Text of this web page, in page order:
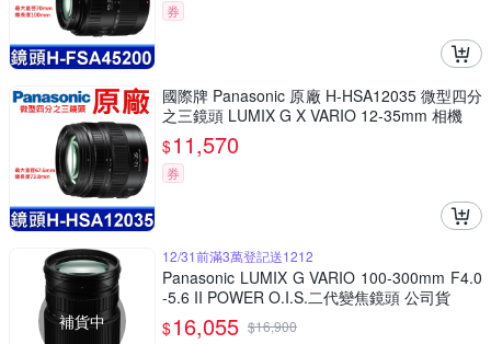
券
國際牌 Panasonic 原廠 H-HSA12035 微型四分
之三鏡頭 LUMIX G X VARIO 12-35mm 相機
$11,570
券
補貨中
12/31前滿3萬登記送1212
Panasonic LUMIX G VARIO 100-300mm F4.0
-5.6 II POWER O.I.S.二代變焦鏡頭 公司貨
$16,055 $16,900